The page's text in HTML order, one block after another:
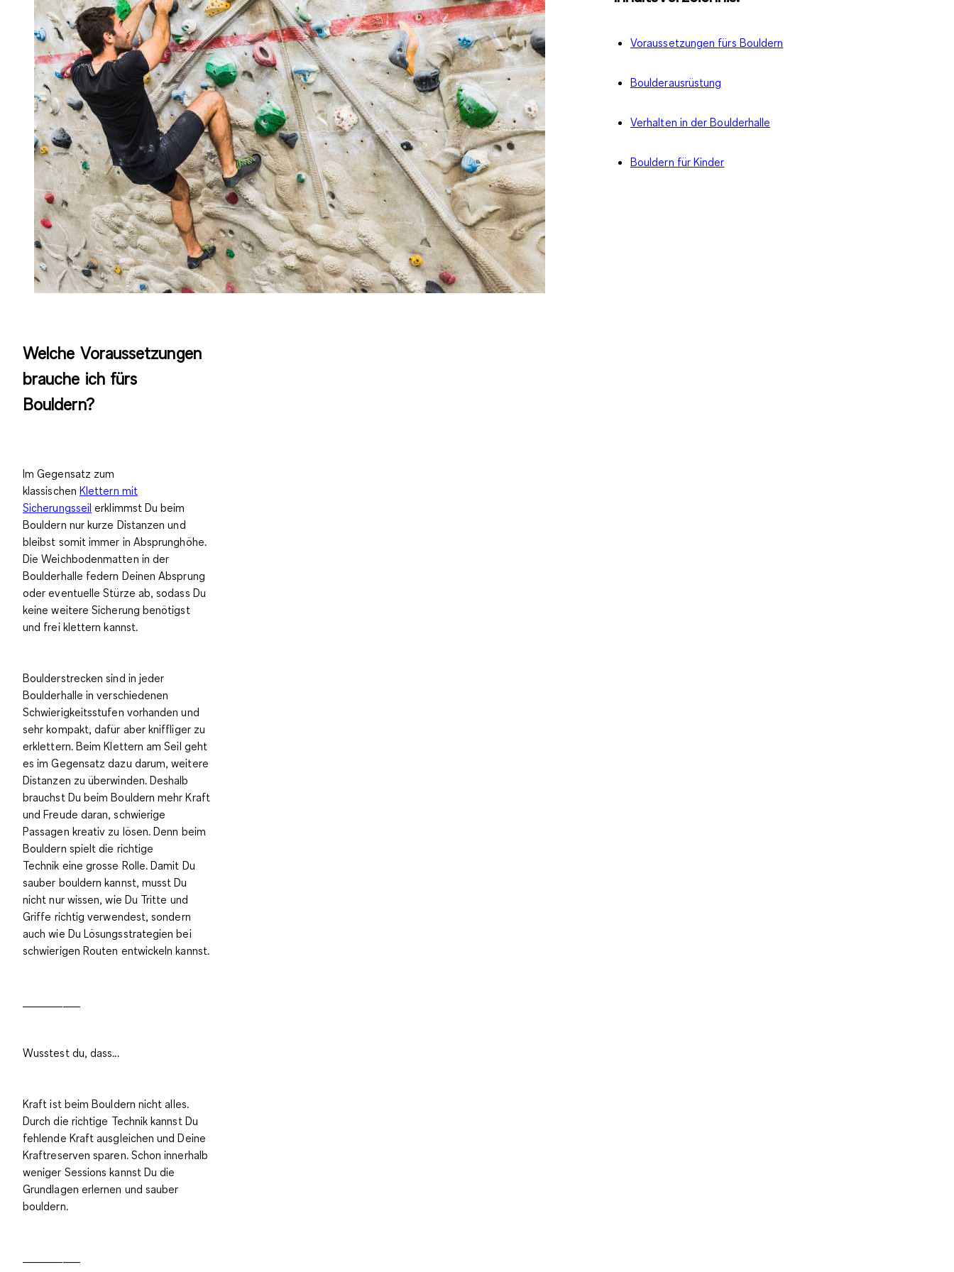
Voraussetzungen fürs Bouldern
Boulderausrüstung
Verhalten in der Boulderhalle
Bouldern für Kinder
Welche Voraussetzungen
brauche ich fürs
Bouldern?
Im Gegensatz zum
klassischen Klettern mit
Sicherungsseil erklimmst Du beim
Bouldern nur kurze Distanzen und
bleibst somit immer in Absprunghöhe.
Die Weichbodenmatten in der
Boulderhalle federn Deinen Absprung
oder eventuelle Stürze ab, sodass Du
keine weitere Sicherung benötigst
und frei klettern kannst.
Boulderstrecken sind in jeder
Boulderhalle inverschiedenen
Schwierigkeitsstufen vorhanden und
sehr kompakt, dafür aber kniffliger zu
erklettern. Beim Klettern am Seil geht
es im Gegensatz dazu darum, weitere
Distanzen zu überwinden. Deshalb
brauchst Du beim Bouldern mehr Kraft
und Freude daran, schwierige
Passagen kreativ zu lösen. Denn beim
Bouldern spielt die richtige
Technik eine grosse Rolle. Damit Du
sauber bouldern kannst, musst Du
nicht nur wissen, wie Du Tritte und
Griffe richtig verwendest, sondern
auch wie Du Lösungsstrategien bei
schwierigen Routen entwickeln kannst.
Wusstest du, dass...
Kraft ist beim Bouldern nicht alles.
Durch die richtige Technik kannst Du
fehlende Kraft ausgleichen und Deine
Kraftreserven sparen. Schon innerhalb
weniger Sessions kannst Du die
Grundlagen erlernen und sauber
bouldern.